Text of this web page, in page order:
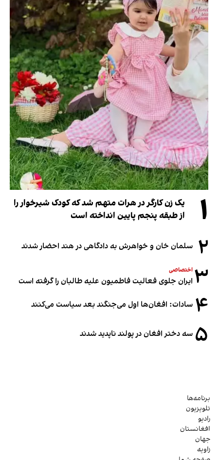
۱
یک زن کارگر در هرات متهم شد که کودک شیرخوار را
از طبقه پنجم پایین انداخته است
۲ سلمان خان و خواهرش به دادگاهی در هند احضار شدند
۳ اختصاصی
ایران جلوی فعالیت فاطمیون علیه طالبان را گرفته است
۴ سادات: افغان‌ها اول می‌جنگند بعد سیاست می‌کنند
۵ سه دختر افغان در پولند ناپدید شدند
برنامه‌ها
تلویزیون
رادیو
افغانستان
جهان
زاویه